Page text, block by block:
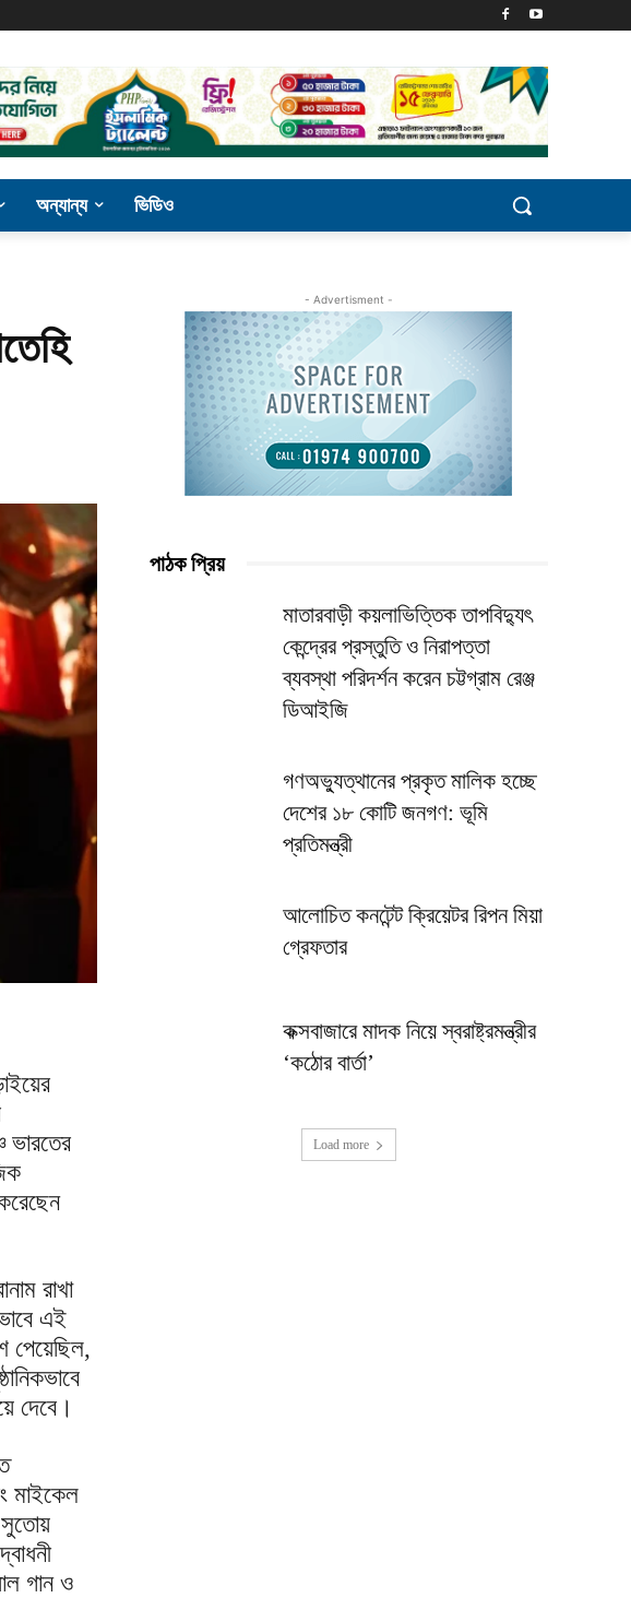
অন্যান্য ভিডিও
ভারতের
রাখা
এই
পেয়েছিল,
দেবে।
মাইকেল
সুতোয়
গান ও
- Advertisment -
পাঠক প্রিয়
মাতারবাড়ী কয়লাভিত্তিক তাপবিদ্যুৎ
কেন্দ্রের প্রস্তুতি ও নিরাপত্তা
ব্যবস্থা পরিদর্শন করেন চট্টগ্রাম রেঞ্জ
ডিআইজি
গণঅভ্যুত্থানের প্রকৃত মালিক হচ্ছে
দেশের ১৮ কোটি জনগণ: ভূমি
প্রতিমন্ত্রী
আলোচিত কনটেন্ট ক্রিয়েটর রিপন মিয়া
গ্রেফতার
কক্সবাজারে মাদক নিয়ে স্বরাষ্ট্রমন্ত্রীর
‘কঠোর বার্তা’
Load more